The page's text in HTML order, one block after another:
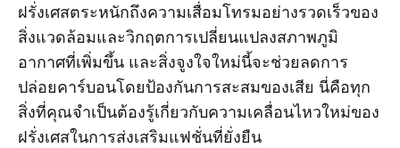
ฝรั่งเศสตระหนักถึงความเสื่อมโทรมอย่างรวดเร็วของ
สิ่งแวดล้อมและวิกฤตการเปลี่ยนแปลงสภาพภูมิ
อากาศที่เพิ่มขึ้น และสิ่งจูงใจใหม่นี้จะช่วยลดการ
ปล่อยคาร์บอนโดยป้องกันการสะสมของเสีย นี่คือทุก
สิ่งที่คุณจำเป็นต้องรู้เกี่ยวกับความเคลื่อนไหวใหม่ของ
ฝรั่งเศสในการส่งเสริมแฟชั่นที่ยั่งยืน